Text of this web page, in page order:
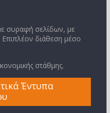
συραφή σελίδων, με
διάθεση μέσο
στάθμης.
Έντυπα